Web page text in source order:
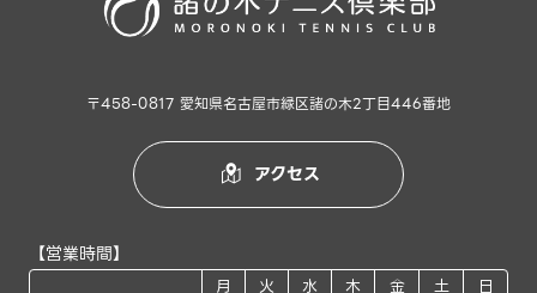
〒458-0817 愛知県名古屋市緑区諸の木2丁目446番地
 アクセス
【営業時間】
月 火 水 木 金 土
日